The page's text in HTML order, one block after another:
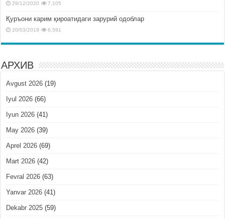
29/12/2020 7,105
Қуръони карим қироатидаги зарурий одоблар
20/03/2019 6,591
АРХИВ
Avgust 2026 (19)
Iyul 2026 (66)
Iyun 2026 (41)
May 2026 (39)
Aprel 2026 (69)
Mart 2026 (42)
Fevral 2026 (63)
Yanvar 2026 (41)
Dekabr 2025 (59)